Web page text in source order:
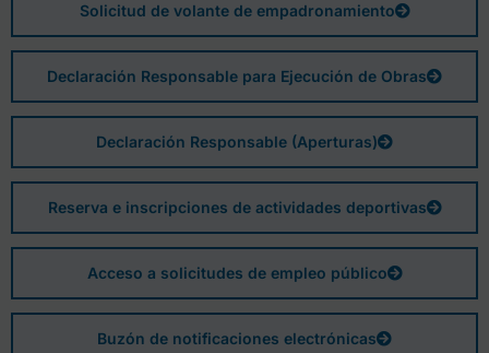
Solicitud de volante de empadronamiento
Declaración Responsable para Ejecución de Obras
Declaración Responsable (Aperturas)
Reserva e inscripciones de actividades deportivas
Acceso a solicitudes de empleo público
Buzón de notificaciones electrónicas